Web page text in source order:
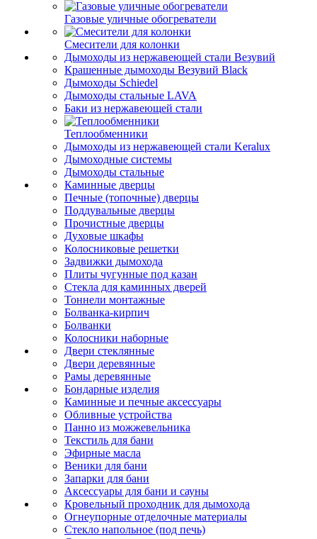
Газовые уличные обогреватели
Смесители для колонки
Дымоходы из нержавеющей стали Везувий
Крашенные дымоходы Везувий Black
Дымоходы Schiedel
Дымоходы стальные LAVA
Баки из нержавеющей стали
Теплообменники
Дымоходы из нержавеющей стали Keralux
Дымоходные системы
Дымоходы стальные
Каминные дверцы
Печные (топочные) дверцы
Поддувальные дверцы
Прочистные дверцы
Духовые шкафы
Колосниковые решетки
Задвижки дымохода
Плиты чугунные под казан
Стекла для каминных дверей
Тоннели монтажные
Болванка-кирпич
Болванки
Колосники наборные
Двери стеклянные
Двери деревянные
Рамы деревянные
Бондарные изделия
Каминные и печные аксессуары
Обливные устройства
Панно из можжевельника
Текстиль для бани
Эфирные масла
Веники для бани
Запарки для бани
Аксессуары для бани и сауны
Кровельный проходник для дымохода
Огнеупорные отделочные материалы
Стекло напольное (под печь)